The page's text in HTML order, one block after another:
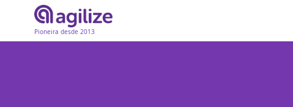
Pioneira desde 2013